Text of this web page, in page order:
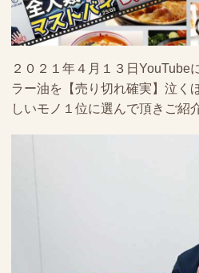
２０２１年４月１３日YouTube
ラー油を【売り切れ確実】泣く
しいモノ１位に選んで頂きご紹